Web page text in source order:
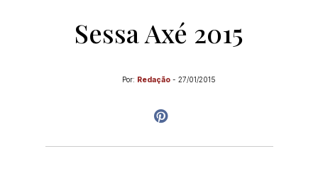
Sessa Axé 2015
Por: Redação - 27/01/2015